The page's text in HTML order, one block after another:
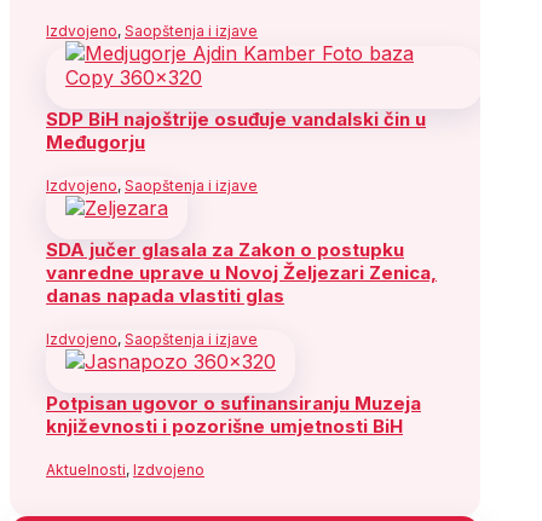
Izdvojeno, Saopštenja i izjave
SDP BiH najoštrije osuđuje vandalski čin u
Međugorju
Izdvojeno, Saopštenja i izjave
SDA jučer glasala za Zakon o postupku
vanredne uprave u Novoj Željezari Zenica,
danas napada vlastiti glas
Izdvojeno, Saopštenja i izjave
Potpisan ugovor o sufinansiranju Muzeja
književnosti i pozorišne umjetnosti BiH
Aktuelnosti, Izdvojeno